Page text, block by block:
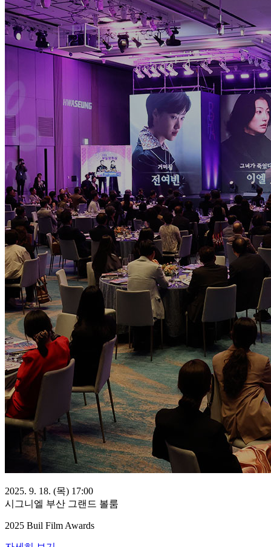
2025. 9. 18. (목) 17:00
시그니엘 부산 그랜드 볼룸
2025 Buil Film Awards